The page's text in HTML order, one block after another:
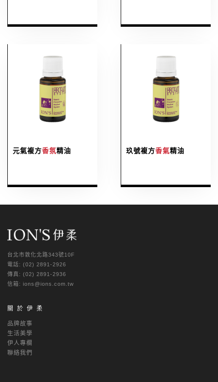
元氣複方香氛精油 玖號複方香氣精油
台北市敦化北路343號10F
電話: (02) 2891-2926
傳真: (02) 2891-2936
信箱: ions@ions.com.tw
關於伊柔
品牌故事
生活美學
伊人專欄
聯絡我們